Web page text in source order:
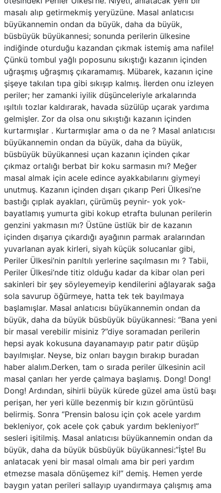
masalı alıp getirmekmiş yeryüzüne. Masal anlatıcısı
büyükannemin ondan da büyük, daha da büyük,
büsbüyük büyükannesi; sonunda perilerin ülkesine
indiğinde oturduğu kazandan çıkmak istemiş ama nafile!
Çünkü tombul yağlı poposunu sıkıştığı kazanın içinden
uğraşmış uğraşmış çıkaramamış. Mübarek, kazanın içine
şişeye takılan tıpa gibi sıkışıp kalmış. İlerden onu izleyen
periler; her zamanki iyilik düşünceleriyle arkalarında
ışıltılı tozlar kaldırarak, havada süzülüp uçarak yardıma
gelmişler. Zor da olsa onu sıkıştığı kazanın içinden
kurtarmışlar . Kurtarmışlar ama o da ne ? Masal anlatıcısı
büyükannemin ondan da büyük, daha da büyük,
büsbüyük büyükannesi uçan kazanın içinden çıkar
çıkmaz ortalığı berbat bir koku sarmasın mı? Meğer
masal almak için acele edince ayakkabılarını giymeyi
unutmuş. Kazanın içinden dışarı çıkarıp Peri Ülkesi’ne
bastığı çıplak ayakları, çürümüş peynir- yok yok-
bayatlamış yumurta gibi kokup etrafta bulunan perilerin
genzini yakmasın mı? Üstüne üstlük bir de kazanın
içinden dışarıya çıkardığı ayağının parmak aralarından
yuvarlanan ayak kirleri, siyah küçük solucanlar gibi,
Periler Ülkesi’nin parıltılı yerlerine saçılmasın mı ? Tabii,
Periler Ülkesi’nde titiz olduğu kadar da kibar olan peri
sakinleri bir şey söyleyemeyip kendilerini ağlayarak sağa
sola savurup öğürmeye, hatta tek tek bayılmaya
başlamışlar. Masal anlatıcısı büyükannemin ondan da
büyük, daha da büyük büsbüyük büyükannesi: ‘’Bana yeni
bir masal verebilir misiniz ?’’diye soramadan perilerin
hepsi ayak kokusuna dayanamayıp patır patır düşüp
bayılmışlar. Neyse, biz onları baygın bırakıp buradan
haber alalım.Derken, tam o sırada periler ülkesinin acil
masal çanları her yerde çalmaya başlamış. Dong! Dong!
Dong! Ardından, sihirli büyük kürede güzel ama üstü başı
perişan, her yeri külle bezenmiş bir kızın görüntüsü
belirmiş. Sonra ‘’Prensin balosu için çok acele yardım
bekleniyor, çok acele çok çabuk yardım bekleniyor!’’
sesleri işitilmiş. Masal anlatıcısı büyükannemin ondan da
büyük, daha da büyük büsbüyük büyükannesi:’’İşte! Bu
anlatacak yeni bir masal olmalı ama bir peri yardım
etmezse masala dönüşemez ki!’’ demiş. Hemen yerde
baygın yatan perileri sallayıp uyandırmaya çalışmış ama